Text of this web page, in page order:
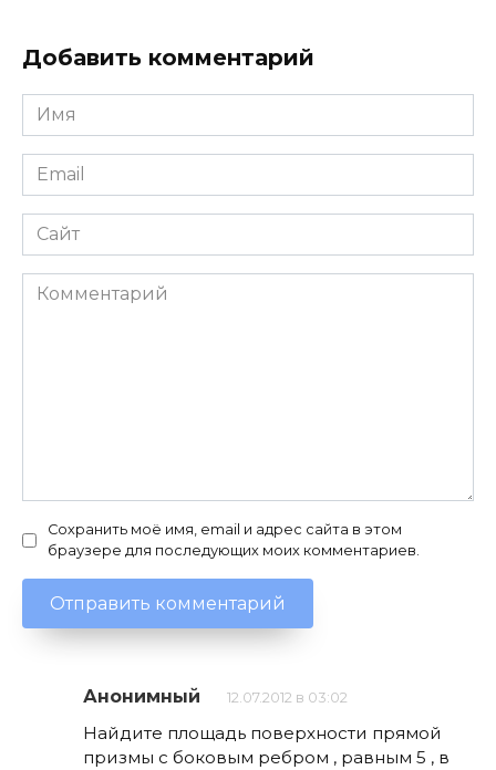
Добавить комментарий
Имя
*
Email
*
Сайт
Комментарий
Сохранить моё имя, email и адрес сайта в этом
браузере для последующих моих комментариев.
Анонимный 12.07.2012 в 03:02
Найдите площадь поверхности прямой
призмы с боковым ребром , равным 5 , в